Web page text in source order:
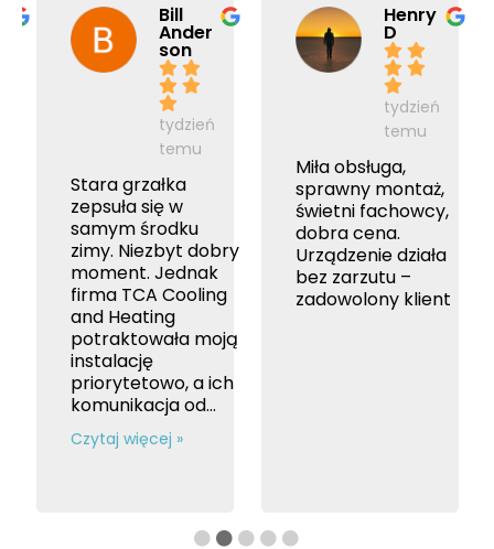
Bill
Ander
son
tydzień
temu
Stara grzałka
zepsuła się w
samym środku
zimy. Niezbyt dobry
moment. Jednak
firma TCA Cooling
and Heating
potraktowała moją
instalację
priorytetowo, a ich
komunikacja od...
Czytaj więcej »
Henry
D
tydzień
temu
Miła obsługa,
sprawny montaż,
świetni fachowcy,
dobra cena.
Urządzenie działa
bez zarzutu –
zadowolony klient